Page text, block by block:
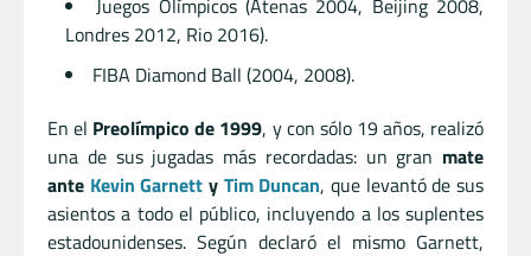
Londres 2012, Rio 2016).
FIBA Diamond Ball (2004, 2008).
En el Preolímpico de 1999, y con sólo 19 años, realizó
una de sus jugadas más recordadas: un gran mate
ante Kevin Garnett y Tim Duncan, que levantó de sus
asientos a todo el público, incluyendo a los suplentes
estadounidenses. Según declaró el mismo Garnett,